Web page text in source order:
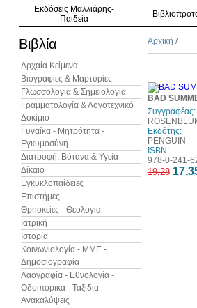
Εκδόσεις Μαλλιάρης-
Παιδεία
Βιβλία
Αρχαία Κείμενα
Βιογραφίες & Μαρτυρίες
Γλωσσολογία & Σημειολογία
Γραμματολογία & Λογοτεχνικό
Δοκίμιο
Γυναίκα - Μητρότητα -
Εγκυμοσύνη
Διατροφή, Βότανα & Υγεία
Δίκαιο
Εγκυκλοπαίδειες
Επιστήμες
Θρησκείες - Θεολογία
Ιατρική
Ιστορία
Κοινωνιολογία - ΜΜΕ -
Δημοσιογραφία
Λαογραφία - Εθνολογία -
Οδοιπορικά - Ταξίδια -
Ανακαλύψεις
Αρχική /
BAD
Συγγραφέας:
Εκδότης:
PENGUIN
ISBN:
978-0-241-
19,28